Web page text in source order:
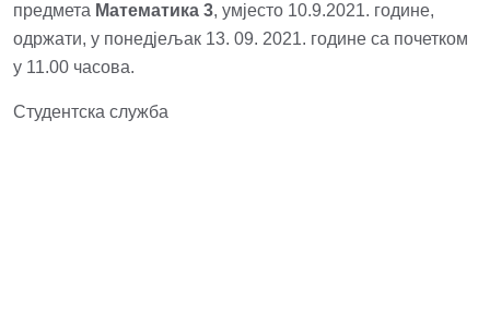
предмета Математика 3, умјесто 10.9.2021. године,
одржати, у понедјељак 13. 09. 2021. године са почетком
у 11.00 часова.
Студентска служба